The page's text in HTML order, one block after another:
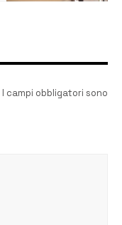
I campi obbligatori sono